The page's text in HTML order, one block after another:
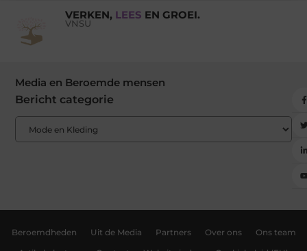
VERKEN, LEES EN GROEI.
VNSU
Media en Beroemde mensen
Bericht categorie
Beroemdheden Uit de Media Partners Over ons Ons team